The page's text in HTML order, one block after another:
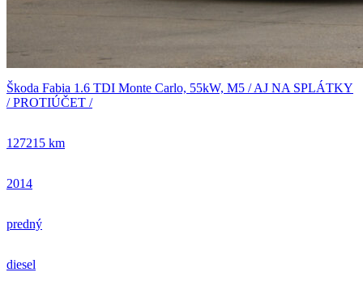
Škoda Fabia 1.6 TDI Monte Carlo, 55kW, M5 / AJ NA SPLÁTKY
/ PROTIÚČET /
127215 km
2014
predný
diesel